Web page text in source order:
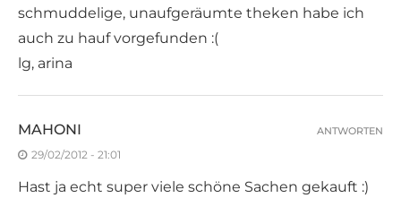
schmuddelige, unaufgeräumte theken habe ich
auch zu hauf vorgefunden :(
lg, arina
MAHONI
29/02/2012 - 21:01
Hast ja echt super viele schöne Sachen gekauft :)
ANTWORTEN